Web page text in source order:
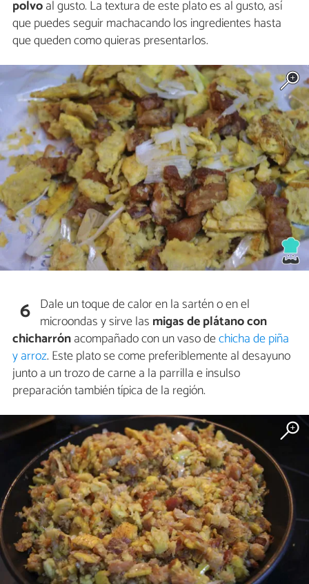
polvoal gusto. La textura de este plato es al gusto, así
que puedes seguir machacando los ingredientes hasta
que queden como quieras presentarlos.
6 Dale un toque de calor en la sartén o en el
microondas y sirve las migas de plátano con
chicharrónacompañado con un vaso dechicha de piña
y arroz. Este plato se come preferiblemente al desayuno
junto a un trozo de carne a la parrilla e insulso
preparación también típica de la región.